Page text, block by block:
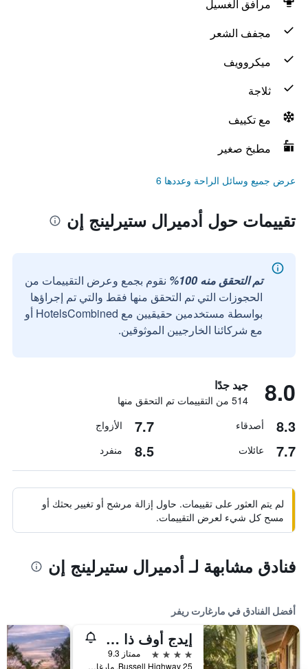
مرافق الغسيل
مجفف الشعر
ميكروويف
ثلاجة
مع تكييف
مطبخ صغير
عرض جميع وسائل الراحة وعددها 6
تقييمات حول أدميرال ستيرلينج إن
تم التحقق منه 100%
نقوم بجمع وعرض التقييمات من
الحجوزات التي تم التحقق منها فقط والتي تم إجراؤها
بواسطة مستخدمين حقيقيين مع HotelsCombined أو
مع شركائنا الخارجيين الموثوقين.
8.0 جيد جدًا
514 من التقييمات تم التحقق منها
8.3 أصدقاء 7.7 الأزواج
7.7 عائلات 8.5 منفرد
لم يتم العثور على تقييمات. حاول إزالة مرشح أو تغيير بحثك أو
مسح كل شيء لعرض التقييمات.
فنادق مشابهة لـ أدميرال ستيرلينج إن
أفضل الفنادق في مارغارت ريفر
إيدج أوف ذا فوريست
4 نجوم
ممتاز 9.3
25 Bussell Highway, مارغارت ريفر, WA, أستراليا